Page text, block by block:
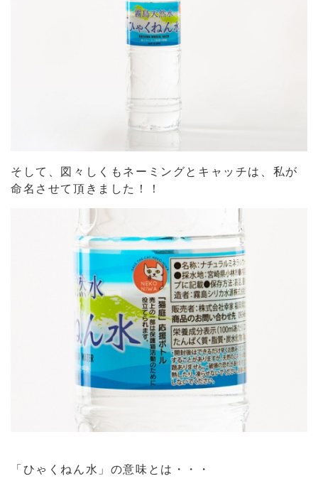
そして、図々しくもネーミングとキャッチは、私が
命名させて頂きました！！
「ひゃくねん水」の意味とは・・・